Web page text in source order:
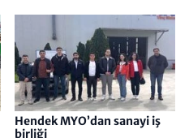
Hendek MYO’dan sanayi iş
birliği